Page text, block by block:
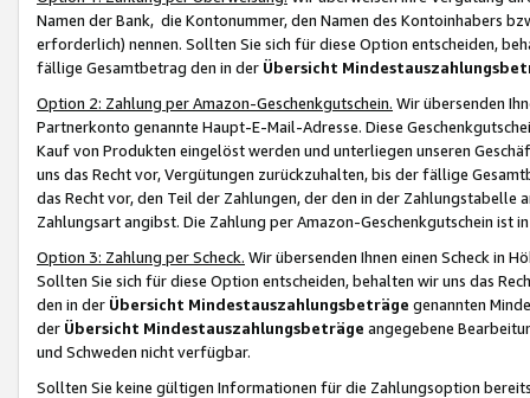
Namen der Bank, die Kontonummer, den Namen des Kontoinhabers
erforderlich) nennen. Sollten Sie sich für diese Option entscheiden,
fällige Gesamtbetrag den in der Übersicht
Option 2: Zahlung per Amazon-Geschenkgutschein. Wir übersenden
Partnerkonto genannte Haupt-E-Mail-Adresse. Diese
Kauf von Produkten eingelöst werden und unterliegen unseren
uns das Recht vor, Vergütungen zurückzuhalten, bis der fällige
das Recht vor, den Teil der Zahlungen, der den in der
Zahlungsart angibst. Die Zahlung per Amazon-Geschenkgutschein ist
Option 3: Zahlung per Scheck. Wir übersenden Ihnen einen Scheck in
Sollten Sie sich für diese Option entscheiden, behalten wir uns das
den in der Übersicht Mindestauszahlungsbeträge genannten
der Übersicht Mindestauszahlungsbeträge angegebene
und Schweden nicht verfügbar.
Sollten Sie keine gültigen Informationen für die Zahlungsoption